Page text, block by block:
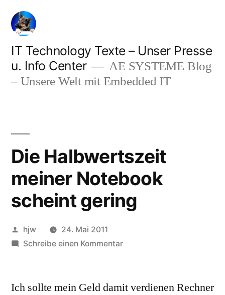
Zum
Inhalt
springen
IT Technology Texte – Unser Presse
u. Info Center
AE SYSTEME Blog
– Unsere Welt mit Embedded IT
Die Halbwertszeit
meiner Notebook
scheint gering
Veröffentlicht
von
hjw
24. Mai 2011
Schreibe einen Kommentarzu
meiner
Ich sollte mein Geld damit verdienen Rechner